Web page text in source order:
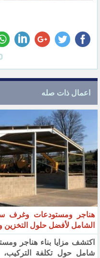
اعمال ذات صله
هناجر ومستودعات وغرف
الشامل لأفضل حلول التخزين
اكتشف مزايا بناء هناجر
شامل حول تكلفة التركيب،